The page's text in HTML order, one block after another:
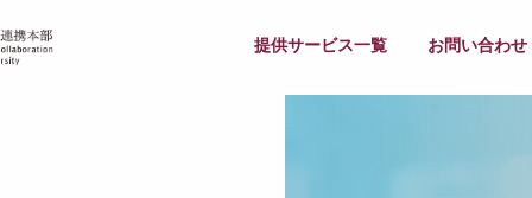
提供サービス一覧 お問い合わせ